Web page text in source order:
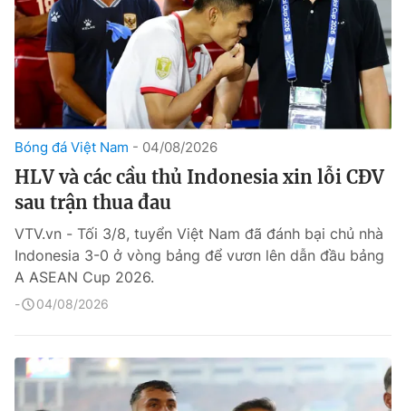
Bóng đá Việt Nam 04/08/2026
HLV và các cầu thủ Indonesia xin lỗi CĐV
sau trận thua đau
VTV.vn - Tối 3/8, tuyển Việt Nam đã đánh bại chủ nhà
Indonesia 3-0 ở vòng bảng để vươn lên dẫn đầu bảng
A ASEAN Cup 2026.
04/08/2026